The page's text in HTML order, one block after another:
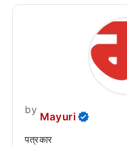
by
Mayuri
पत्रकार